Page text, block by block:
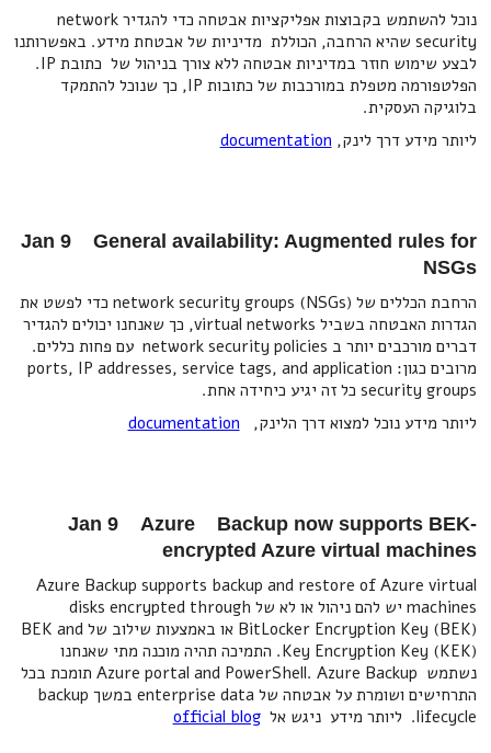
נוכל להשתמש בקבוצות אפליקציות אבטחה כדי להגדיר network
security שהיא הרחבה, הכוללת מדיניות של אבטחת מידע. באפשרותנו
לבצע שימוש חוזר במדיניות אבטחה ללא צורך בניהול של כתובת IP.
הפלטפורמה מטפלת במורכבות של כתובות IP, כך שנוכל להתמקד
בלוגיקה העסקית.
ליותר מידע דרך לינק, documentation
Jan 9 General availability: Augmented rules for
NSGs
הרחבת הכללים של network security groups (NSGs) כדי לפשט את
הגדרות האבטחה בשביל virtual networks, כך שאנחנו יכולים להגדיר
דברים מורכבים יותר ב network security policies עם פחות כללים.
מרובים כגון: ports, IP addresses, service tags, and application
security groups כל זה יגיע כיחידה אחת.
ליותר מידע נוכל למצוא דרך הלינק, documentation
Jan 9 Azure Backup now supports BEK-
encrypted Azure virtual machines
Azure Backup supports backup and restore of Azure virtual
machines יש להם ניהול או לא של disks encrypted through
BitLocker Encryption Key (BEK) או באמצעות שילוב של BEK and
Key Encryption Key (KEK). התמיכה תהיה מוכנה מתי שאנחנו
נשתמש Azure portal and PowerShell. Azure Backup תומכת בכל
התרחישים ושומרת על אבטחה של enterprise data במשך backup
lifecycle. ליותר מידע ניגש אל
official blog